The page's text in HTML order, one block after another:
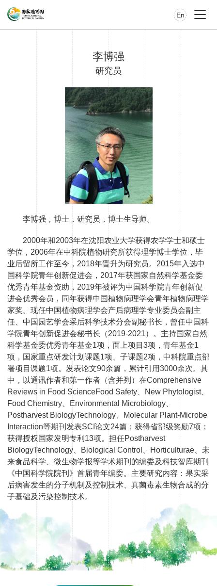
En
李博强
研究员
李博强，博士，研究员，博士生导师。
2000年和2003年在沈阳农业大学获得农学学士和硕士
学位，2006年在中科院植物研究所获得理学博士学位，毕
业后留所工作至今，2018年晋升为研究员。2015年入选中
国科学院青年创新促进会，2017年获国家自然科学基金委
优秀青年基金资助，2019年被评为中国科学院青年创新促
进会优秀会员，同年获得中国植物病理学会青年植物病理学
家奖。现任中国植物病理学会产后病理学专业委员会副主
任、中国园艺学会采后科学技术分会副秘书长，曾任中国科
学院青年创新促进会秘书长（2019-2021）。主持国家自然
科学基金委优秀青年基金1项，面上项目3项，青年基金1
项，国家重点研发计划课题1项、子课题2项，中科院重点部
署项目课题1项。发表论文90余篇，累计引用3000余次。其
中，以通讯作者和第一作者（含并列）在Comprehensive
Reviews in Food ScienceFood Safety、New Phytologist、
Food Chemistry、Environmental Microbiology、
Postharvest BiologyTechnology、Molecular Plant-Microbe
Interaction等期刊发表SCI论文24篇；获得省部级奖励7项；
获得授权国家发明专利13项。担任Postharvest
BiologyTechnology、Biological Control、Horticulturae、未
来食品科学、微生物学报等学术期刊的编委及科技智库期刊
《中国科学院院刊》首届青年编委。主要研究内容：果实采
后病害发生的分子机制及控制技术、真菌毒素生物合成的分
子基础及污染控制技术。